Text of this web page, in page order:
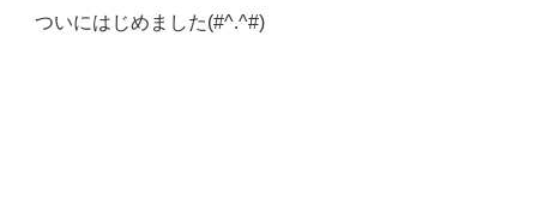
ついにはじめました(#^.^#)